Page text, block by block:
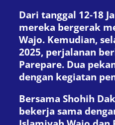
Dari tanggal 12-18
mereka bergerak
Wajo. Kemudian,
2025, perjalanan
Parepare. Dua
dengan kegiatan
Bersama Shohih
bekerja sama